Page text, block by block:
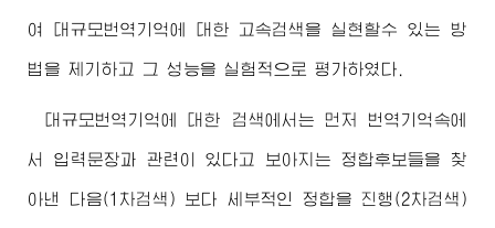
여 대규모번역기억에 대한 고속검색을 실현할수 있는 방
법을 제기하고 그 성능을 실험적으로 평가하였다.
대규모번역기억에 대한 검색에서는 먼저 번역기억속에
서 입력문장과 관련이 있다고 보아지는 정합후보들을 찾
아낸 다음(1차검색) 보다 세부적인 정합을 진행(2차검색)